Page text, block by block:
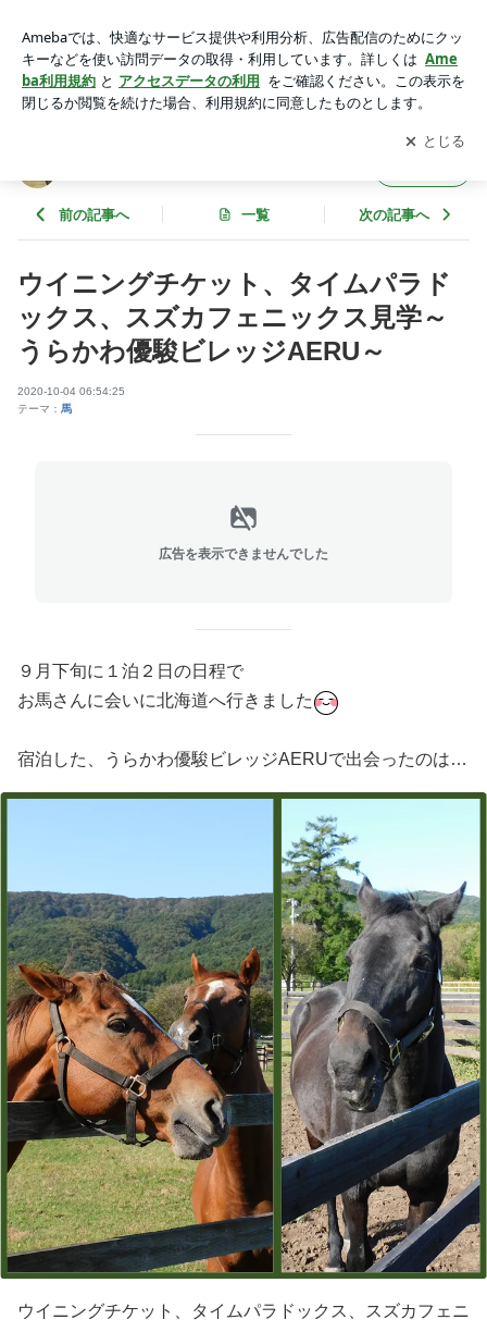
ス見学～うらかわ優駿ビレッジAERU～ | お馬さんジェムの一
口馬主ブログ
アプリをダウンロードして ブログの更新通知
を受け取りまし
ょう。
開く
前の記事へ 一覧 次の記事へ
ウイニングチケット、タイムパラド
ックス、スズカフェニックス見学～
うらかわ優駿ビレッジAERU～
2020-10-04 06:54:25
テーマ： 馬
広告を表示できませんでした
９月下旬に１泊２日の日程で
お馬さんに会いに北海道へ行きました
宿泊した、うらかわ優駿ビレッジAERUで出会ったのは…
ウイニングチケット、タイムパラドックス、スズカフェニ